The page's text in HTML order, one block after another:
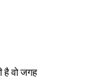
है वो जगह